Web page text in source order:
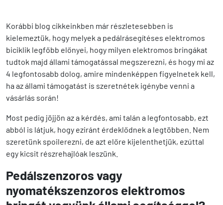
Korábbi blog cikkeinkben már részletesebben is
kielemeztük, hogy melyek a pedálrásegítéses elektromos
biciklik legfőbb előnyei, hogy milyen elektromos bringákat
tudtok majd állami támogatással megszerezni, és hogy mi az
4 legfontosabb dolog, amire mindenképpen figyelnetek kell,
ha az állami támogatást is szeretnétek igénybe venni a
vásárlás során!
Most pedig jöjjön az a kérdés, ami talán a legfontosabb, ezt
abból is látjuk, hogy eziránt érdeklődnek a legtöbben. Nem
szeretünk spoilerezni, de azt előre kijelenthetjük, ezúttal
egy kicsit részrehajlóak leszünk.
Pedálszenzoros vagy
nyomatékszenzoros elektromos